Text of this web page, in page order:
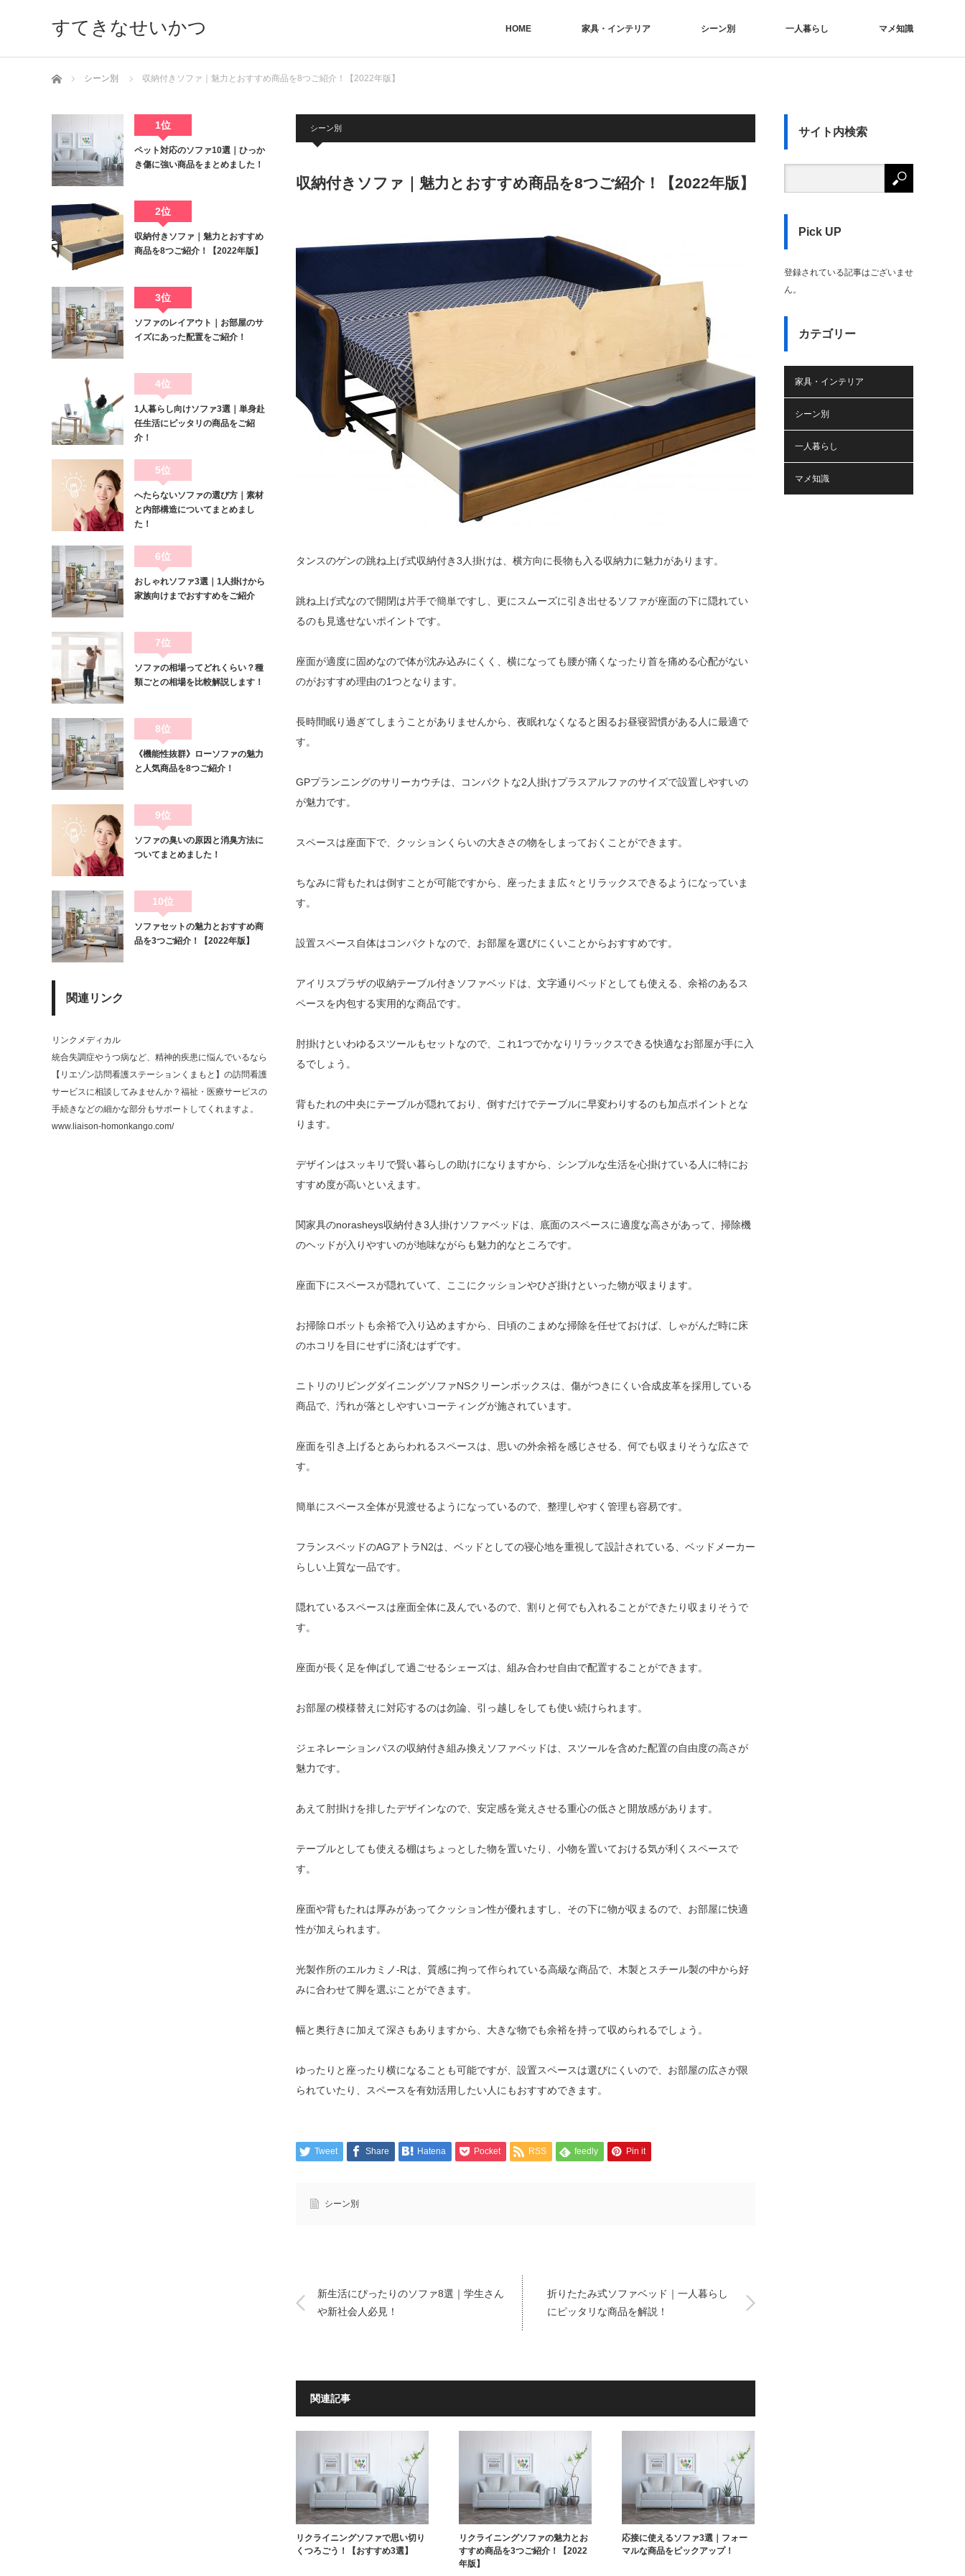
すてきなせいかつ HOME 家具・インテリア シーン別 一人暮らし マメ知識
ホーム シーン別 収納付きソファ｜魅力とおすすめ商品を8つご紹介！【2022年版】
シーン別
収納付きソファ｜魅力とおすすめ商品を8つご紹介！【2022年版】
タンスのゲンの跳ね上げ式収納付き3人掛けは、横方向に長物も入る収納力に魅力があります。
跳ね上げ式なので開閉は片手で簡単ですし、更にスムーズに引き出せるソファが座面の下に隠れてい
るのも見逃せないポイントです。
座面が適度に固めなので体が沈み込みにくく、横になっても腰が痛くなったり首を痛める心配がない
のがおすすめ理由の1つとなります。
長時間眠り過ぎてしまうことがありませんから、夜眠れなくなると困るお昼寝習慣がある人に最適で
す。
GPプランニングのサリーカウチは、コンパクトな2人掛けプラスアルファのサイズで設置しやすいの
が魅力です。
スペースは座面下で、クッションくらいの大きさの物をしまっておくことができます。
ちなみに背もたれは倒すことが可能ですから、座ったまま広々とリラックスできるようになっていま
す。
設置スペース自体はコンパクトなので、お部屋を選びにくいことからおすすめです。
アイリスプラザの収納テーブル付きソファベッドは、文字通りベッドとしても使える、余裕のあるス
ペースを内包する実用的な商品です。
肘掛けといわゆるスツールもセットなので、これ1つでかなりリラックスできる快適なお部屋が手に入
るでしょう。
背もたれの中央にテーブルが隠れており、倒すだけでテーブルに早変わりするのも加点ポイントとな
ります。
デザインはスッキリで賢い暮らしの助けになりますから、シンプルな生活を心掛けている人に特にお
すすめ度が高いといえます。
関家具のnorasheys収納付き3人掛けソファベッドは、底面のスペースに適度な高さがあって、掃除機
のヘッドが入りやすいのが地味ながらも魅力的なところです。
座面下にスペースが隠れていて、ここにクッションやひざ掛けといった物が収まります。
お掃除ロボットも余裕で入り込めますから、日頃のこまめな掃除を任せておけば、しゃがんだ時に床
のホコリを目にせずに済むはずです。
ニトリのリビングダイニングソファNSクリーンボックスは、傷がつきにくい合成皮革を採用している
商品で、汚れが落としやすいコーティングが施されています。
座面を引き上げるとあらわれるスペースは、思いの外余裕を感じさせる、何でも収まりそうな広さで
す。
簡単にスペース全体が見渡せるようになっているので、整理しやすく管理も容易です。
フランスベッドのAGアトラN2は、ベッドとしての寝心地を重視して設計されている、ベッドメーカー
らしい上質な一品です。
隠れているスペースは座面全体に及んでいるので、割りと何でも入れることができたり収まりそうで
す。
座面が長く足を伸ばして過ごせるシェーズは、組み合わせ自由で配置することができます。
お部屋の模様替えに対応するのは勿論、引っ越しをしても使い続けられます。
ジェネレーションパスの収納付き組み換えソファベッドは、スツールを含めた配置の自由度の高さが
魅力です。
あえて肘掛けを排したデザインなので、安定感を覚えさせる重心の低さと開放感があります。
テーブルとしても使える棚はちょっとした物を置いたり、小物を置いておける気が利くスペースで
す。
座面や背もたれは厚みがあってクッション性が優れますし、その下に物が収まるので、お部屋に快適
性が加えられます。
光製作所のエルカミノ-Rは、質感に拘って作られている高級な商品で、木製とスチール製の中から好
みに合わせて脚を選ぶことができます。
幅と奥行きに加えて深さもありますから、大きな物でも余裕を持って収められるでしょう。
ゆったりと座ったり横になることも可能ですが、設置スペースは選びにくいので、お部屋の広さが限
られていたり、スペースを有効活用したい人にもおすすめできます。
Tweet Share Hatena Pocket RSS feedly Pin it
シーン別
新生活にぴったりのソファ8選｜学生さん
や新社会人必見！
折りたたみ式ソファベッド｜一人暮らし
にピッタリな商品を解説！
関連記事
リクライニングソファで思い切り
くつろごう！【おすすめ3選】
リクライニングソファの魅力とお
すすめ商品を3つご紹介！【2022
年版】
応接に使えるソファ3選｜フォー
マルな商品をピックアップ！
1位
ペット対応のソファ10選｜ひっか
き傷に強い商品をまとめました！
2位
収納付きソファ｜魅力とおすすめ
商品を8つご紹介！【2022年版】
3位
ソファのレイアウト｜お部屋のサ
イズにあった配置をご紹介！
4位
1人暮らし向けソファ3選｜単身赴
任生活にピッタリの商品をご紹
介！
5位
へたらないソファの選び方｜素材
と内部構造についてまとめまし
た！
6位
おしゃれソファ3選｜1人掛けから
家族向けまでおすすめをご紹介
7位
ソファの相場ってどれくらい？種
類ごとの相場を比較解説します！
8位
《機能性抜群》ローソファの魅力
と人気商品を8つご紹介！
9位
ソファの臭いの原因と消臭方法に
ついてまとめました！
10位
ソファセットの魅力とおすすめ商
品を3つご紹介！【2022年版】
関連リンク
リンクメディカル
統合失調症やうつ病など、精神的疾患に悩んでいるなら
【リエゾン訪問看護ステーションくまもと】の訪問看護
サービスに相談してみませんか？福祉・医療サービスの
手続きなどの細かな部分もサポートしてくれますよ。
www.liaison-homonkango.com/
サイト内検索
Pick UP
登録されている記事はございませ
ん。
カテゴリー
家具・インテリア
シーン別
一人暮らし
マメ知識